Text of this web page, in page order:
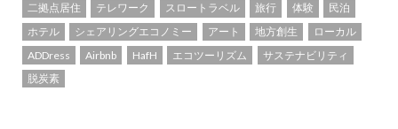
二拠点居住
テレワーク スロートラベル 旅行 体験
民泊
ホテル
シェアリングエコノミー アート 地方創生
ローカル
ADDress
Airbnb HafH エコツーリズム
サステナビリティ
脱炭素